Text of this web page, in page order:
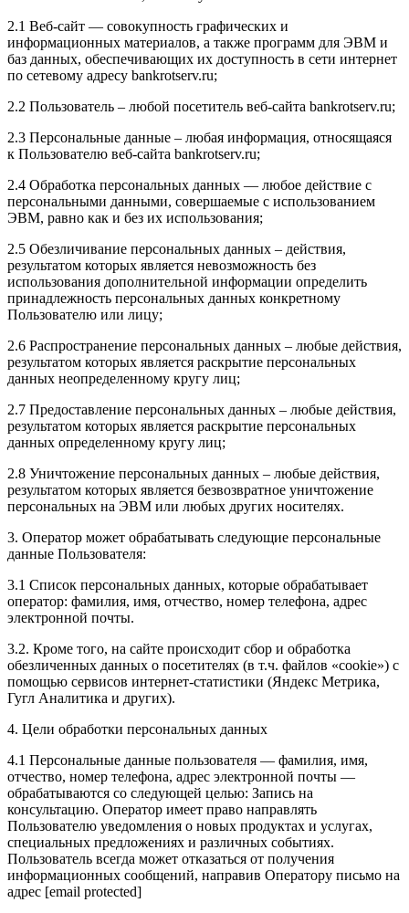
2.1 Веб-сайт — совокупность графических и
информационных материалов, а также программ для ЭВМ и
баз данных, обеспечивающих их доступность в сети интернет
по сетевому адресу bankrotserv.ru;
2.2 Пользователь – любой посетитель веб-сайта bankrotserv.ru;
2.3 Персональные данные – любая информация, относящаяся
к Пользователю веб-сайта bankrotserv.ru;
2.4 Обработка персональных данных — любое действие с
персональными данными, совершаемые с использованием
ЭВМ, равно как и без их использования;
2.5 Обезличивание персональных данных – действия,
результатом которых является невозможность без
использования дополнительной информации определить
принадлежность персональных данных конкретному
Пользователю или лицу;
2.6 Распространение персональных данных – любые действия,
результатом которых является раскрытие персональных
данных неопределенному кругу лиц;
2.7 Предоставление персональных данных – любые действия,
результатом которых является раскрытие персональных
данных определенному кругу лиц;
2.8 Уничтожение персональных данных – любые действия,
результатом которых является безвозвратное уничтожение
персональных на ЭВМ или любых других носителях.
3. Оператор может обрабатывать следующие персональные
данные Пользователя:
3.1 Список персональных данных, которые обрабатывает
оператор: фамилия, имя, отчество, номер телефона, адрес
электронной почты.
3.2. Кроме того, на сайте происходит сбор и обработка
обезличенных данных о посетителях (в т.ч. файлов «cookie») с
помощью сервисов интернет-статистики (Яндекс Метрика,
Гугл Аналитика и других).
4. Цели обработки персональных данных
4.1 Персональные данные пользователя — фамилия, имя,
отчество, номер телефона, адрес электронной почты —
обрабатываются со следующей целью: Запись на
консультацию. Оператор имеет право направлять
Пользователю уведомления о новых продуктах и услугах,
специальных предложениях и различных событиях.
Пользователь всегда может отказаться от получения
информационных сообщений, направив Оператору письмо на
адрес [email protected]